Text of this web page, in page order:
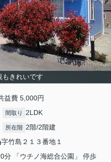
もきれいです
益費 5,000円
間取り 2LDK
所在階 2階/2階建
字竹島２１３番地１
分 「ウチノ海総合公園」 停歩